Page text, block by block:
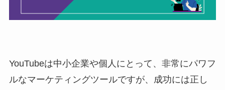
YouTubeは中小企業や個人にとって、非常にパワフ
ルなマーケティングツールですが、 成功には正し